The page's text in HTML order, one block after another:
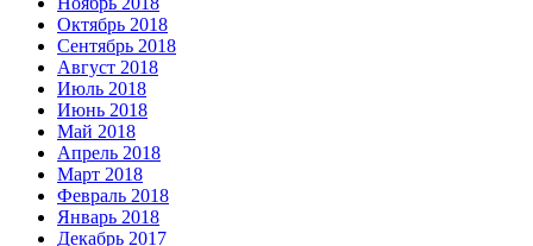
Октябрь 2018
Сентябрь 2018
Август 2018
Июль 2018
Июнь 2018
Май 2018
Апрель 2018
Март 2018
Февраль 2018
Январь 2018
Декабрь 2017